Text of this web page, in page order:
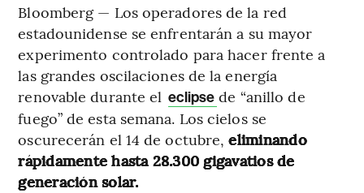
Bloomberg — Los operadores de la red
estadounidense se enfrentarán a su mayor
experimento controlado para hacer frente a
las grandes oscilaciones de la energía
renovable durante el eclipse de “anillo de
fuego” de esta semana. Los cielos se
oscurecerán el 14 de octubre,eliminando
rápidamente hasta 28.300 gigavatios de
generación solar.